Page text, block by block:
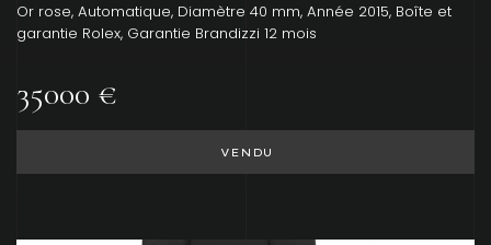
Or rose, Automatique, Diamètre 40 mm, Année 2015, Boîte et
garantie Rolex, Garantie Brandizzi 12 mois
35000 €
VENDU